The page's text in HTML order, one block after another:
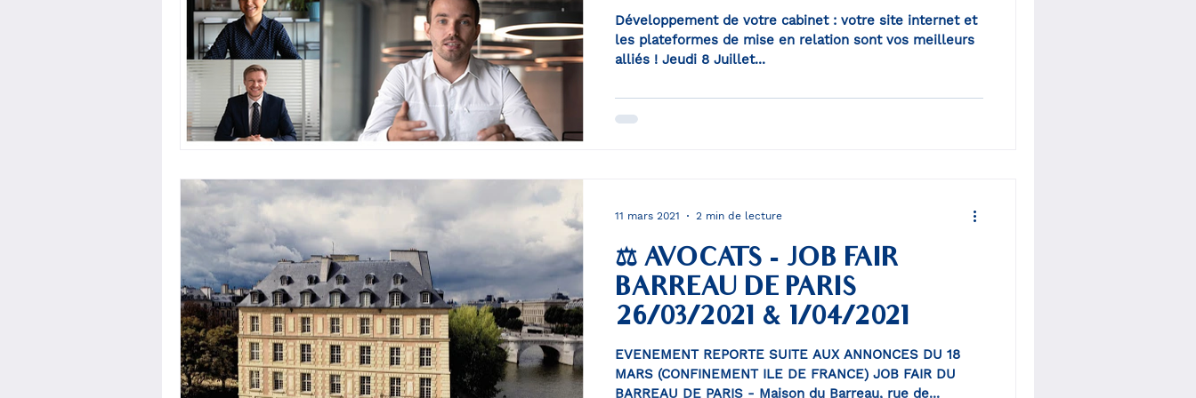
Développement de votre cabinet : votre site internet et
les plateformes de mise en relation sont vos meilleurs
alliés ! Jeudi 8 Juillet...
⚖️ AVOCATS - JOB FAIR
BARREAU DE PARIS
26/03/2021 & 1/04/2021
EVENEMENT REPORTE SUITE AUX ANNONCES DU 18
MARS (CONFINEMENT ILE DE FRANCE) JOB FAIR DU
BARREAU DE PARIS - Maison du Barreau, rue de...
11 mars 2021 2 min de lecture